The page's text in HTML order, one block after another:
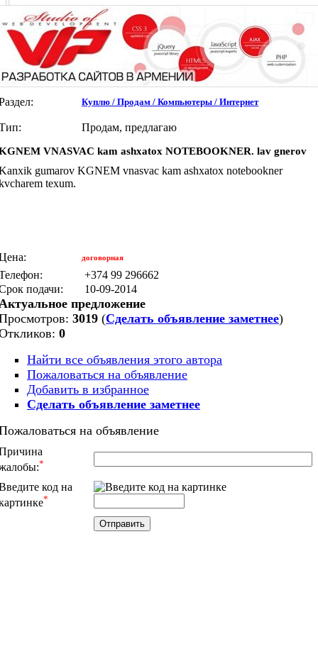
Куплю / Продам / Компьютеры / Интернет
Продам, предлагаю
VNASVAC kam ashxatox NOTEBOOKNER. lav gnerov
gumarov KGNEM vnasvac kam ashxatox notebookner
texum.
договорная
+374 99 296662
подачи:
10-09-2014
предложение
3019 (Сделать объявление заметнее)
0
Найти все объявления этого автора
Пожаловаться на объявление
Добавить в избранное
Сделать объявление заметнее
на объявление
*
код на
*